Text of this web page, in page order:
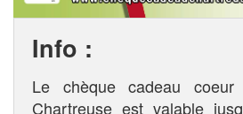
Info :
Le chèque cadeau coeur
Chartreuse est valable